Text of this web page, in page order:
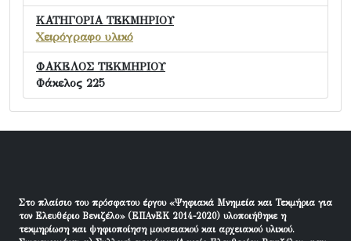
ΚΑΤΗΓΟΡΙΑ ΤΕΚΜΗΡΙΟΥ
Χειρόγραφο υλικό
ΦΑΚΕΛΟΣ ΤΕΚΜΗΡΙΟΥ
Φάκελος 225
Στο πλαίσιο του πρόσφατου έργου «Ψηφιακά Μνημεία και Τεκμήρια για
τον Ελευθέριο Βενιζέλο» (ΕΠΑνΕΚ 2014-2020) υλοποιήθηκε η
τεκμηρίωση και ψηφιοποίηση μουσειακού και αρχειακού υλικού.